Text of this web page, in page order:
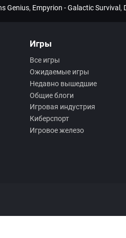
Genius, Empyrion - Galactic Survival,
Игры
Все игры
Ожидаемые игры
Недавно вышедшие
Общие блоги
Игровая индустрия
Киберспорт
Игровое железо